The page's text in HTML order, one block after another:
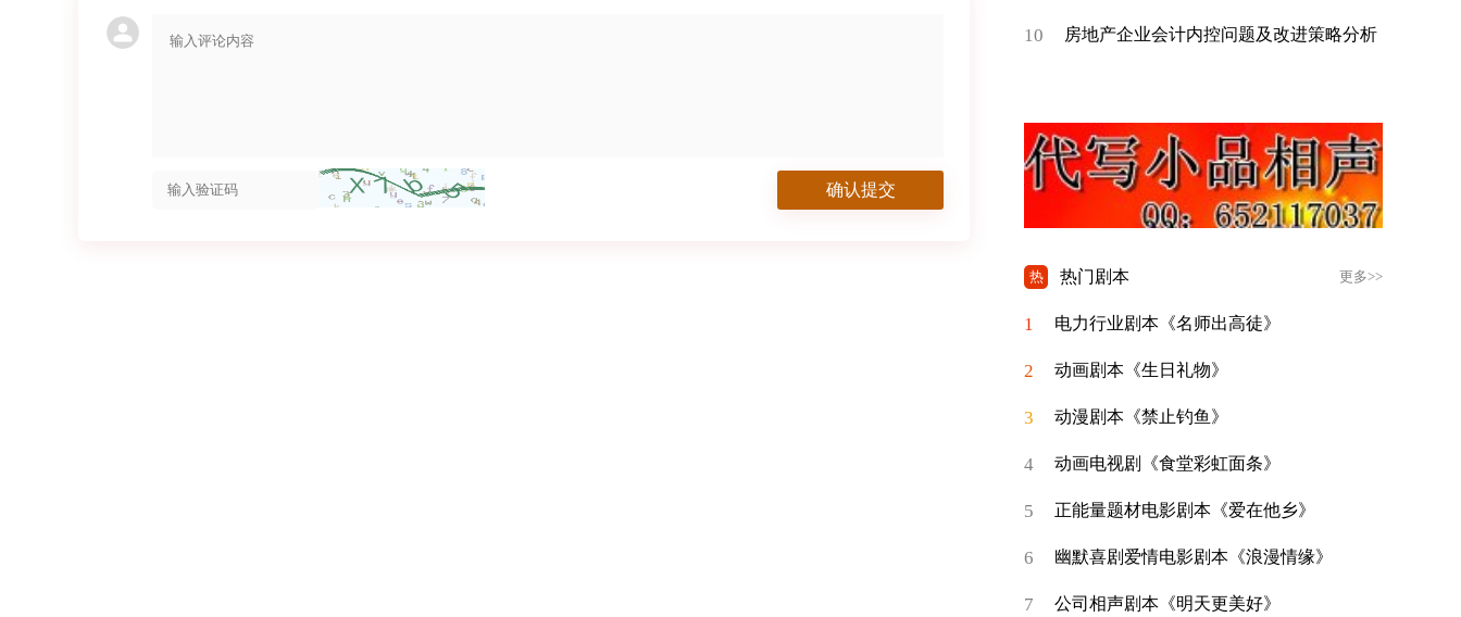
确认提交
10 房地产企业会计内控问题及改进策略分析
热 热门剧本 更多>>
1 电力行业剧本《名师出高徒》
2 动画剧本《生日礼物》
3 动漫剧本《禁止钓鱼》
4 动画电视剧《食堂彩虹面条》
5 正能量题材电影剧本《爱在他乡》
6 幽默喜剧爱情电影剧本《浪漫情缘》
7 公司相声剧本《明天更美好》